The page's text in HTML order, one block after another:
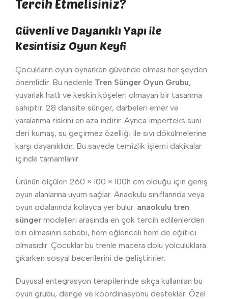
Tercih Etmelisiniz?
Güvenli ve Dayanıklı Yapı ile
Kesintisiz Oyun Keyfi
Çocukların oyun oynarken güvende olması her şeyden
önemlidir. Bu nedenle Tren Sünger Oyun Grubu,
yuvarlak hatlı ve keskin köşeleri olmayan bir tasarıma
sahiptir. 28 dansite sünger, darbeleri emer ve
yaralanma riskini en aza indirir. Ayrıca imperteks suni
deri kumaş, su geçirmez özelliği ile sıvı dökülmelerine
karşı dayanıklıdır. Bu sayede temizlik işlemi dakikalar
içinde tamamlanır.
Ürünün ölçüleri 260 × 100 × 100h cm olduğu için geniş
oyun alanlarına uyum sağlar. Anaokulu sınıflarında veya
oyun odalarında kolayca yer bulur. anaokulu tren
sünger modelleri arasında en çok tercih edilenlerden
biri olmasının sebebi, hem eğlenceli hem de eğitici
olmasıdır. Çocuklar bu trenle macera dolu yolculuklara
çıkarken sosyal becerilerini de geliştirirler.
Duyusal entegrasyon terapilerinde sıkça kullanılan bu
oyun grubu, denge ve koordinasyonu destekler. Özel